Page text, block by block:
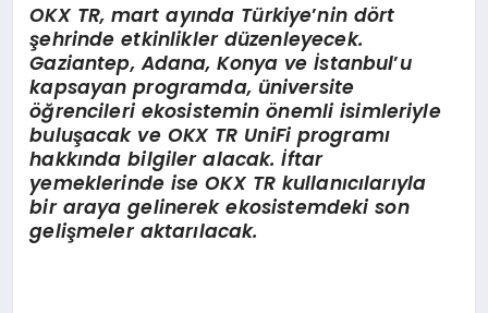
OKX TR, mart ayında Türkiye’nin dört
şehrinde etkinlikler düzenleyecek.
Gaziantep, Adana, Konya ve İstanbul’u
kapsayan programda, üniversite
öğrencileri ekosisteminönemli isimleriyle
buluşacak veOKX TR UniFi programı
hakkında bilgiler alacak. İftar
yemeklerinde ise OKX TR kullanıcılarıyla
bir araya gelinerek ekosistemdeki son
gelişmeler aktarılacak.